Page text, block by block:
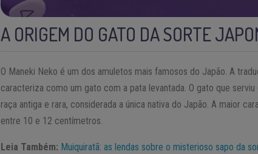
A ORIGEM DO GATO DA SORTE
O Maneki Neko é um dos amuletos mais famosos do Japão. A
caracteriza como um gato com a pata levantada. O gato que
raça antiga e rara, considerada a única nativa do Japão. A maior
entre 10 e 12 centímetros.
Leia Também: Muiquiratã: as lendas sobre o misterioso sapo da